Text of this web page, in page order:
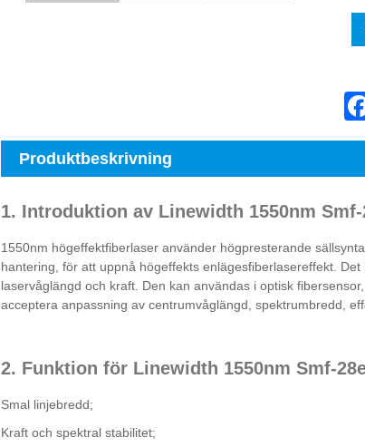
Produktbeskrivning
1. Introduktion av Linewidth 1550nm
1550nm högeffektfiberlaser använder högpresterande
hantering, för att uppnå högeffekts enlägesfiberlasereffekt.
laservåglängd och kraft. Den kan användas i optisk
acceptera anpassning av centrumvåglängd, spektrumbredd,
2. Funktion för Linewidth 1550nm Smf-
Smal linjebredd;
Kraft och spektral stabilitet;